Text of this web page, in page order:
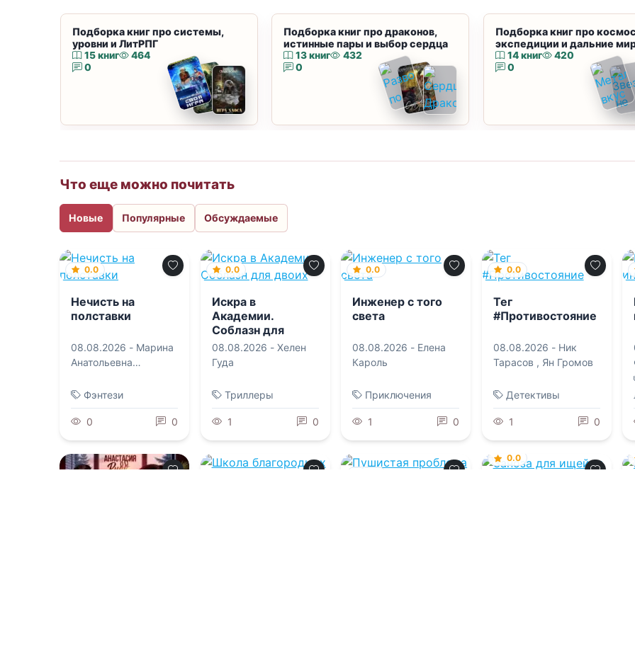
Подборка книг про системы,
уровни и ЛитРПГ
15 книг
464
0
Подборка книг про драконов,
истинные пары и выбор сердца
13 книг
432
0
Подборка книг про
экспедиции и дальние
14 книг
420
0
Что еще можно почитать
Новые Популярные Обсуждаемые
0.0
Нечисть на
полставки
08.08.2026 - Марина
Анатольевна
Фэнтези
0 0
0.0
Искра в
Академии.
Соблазн для
двоих
08.08.2026 - Хелен
Гуда
Триллеры
1 0
0.0
Инженер с того
света
08.08.2026 - Елена
Кароль
Приключения
1 0
0.0
Тег
#Противостояние
08.08.2026 - Ник
Тарасов , Ян Громов
Детективы
1 0
0.0